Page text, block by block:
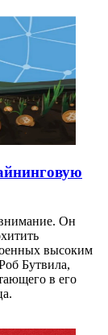
Он
высоким
Бутвила,
в его